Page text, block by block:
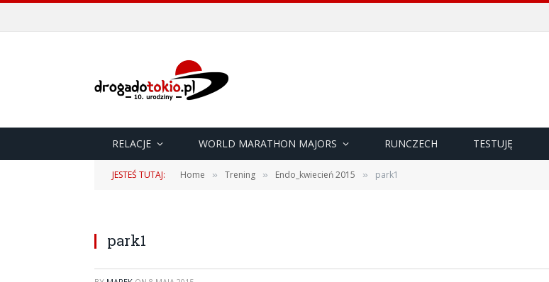
RELACJE WORLD MARATHON MAJORS RUNCZECH TESTUJĘ
JESTEŚ TUTAJ: Home » Trening » Endo_kwiecień 2015 » park1
park1